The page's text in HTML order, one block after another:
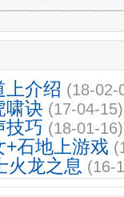
上介绍 (18-02-
啸诀 (17-04-15)
技巧 (18-01-16)
石地上游戏
火龙之息 (16-